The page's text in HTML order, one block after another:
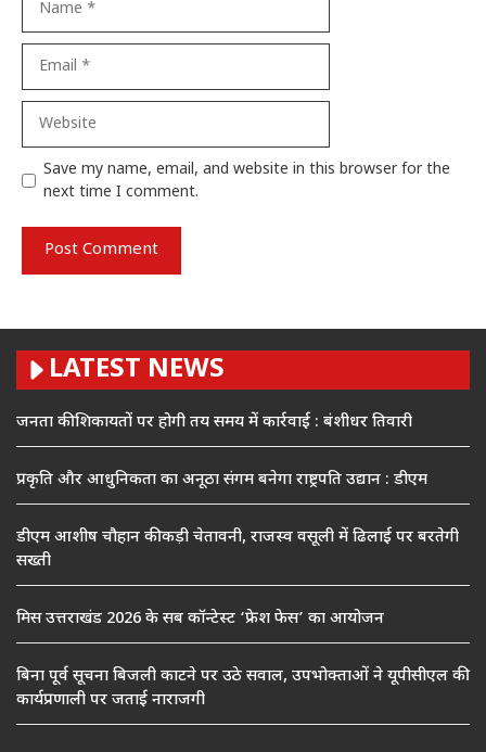
Save my name, email, and website in this browser for the
next time I comment.
LATEST NEWS
जनता की शिकायतों पर होगी तय समय में कार्रवाई : बंशीधर तिवारी
प्रकृति और आधुनिकता का अनूठा संगम बनेगा राष्ट्रपति उद्यान : डीएम
डीएम आशीष चौहान की कड़ी चेतावनी, राजस्व वसूली में ढिलाई पर बरतेगी
सख्ती
मिस उत्तराखंड 2026 के सब कॉन्टेस्ट ‘फ्रेश फेस’ का आयोजन
बिना पूर्व सूचना बिजली काटने पर उठे सवाल, उपभोक्ताओं ने यूपीसीएल की
कार्यप्रणाली पर जताई नाराजगी